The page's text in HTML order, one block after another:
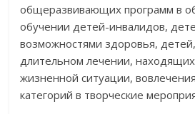
общеразвивающих программ в
обучении детей-инвалидов,
возможностями здоровья,
длительном лечении,
жизненной ситуации,
категорий в творческие